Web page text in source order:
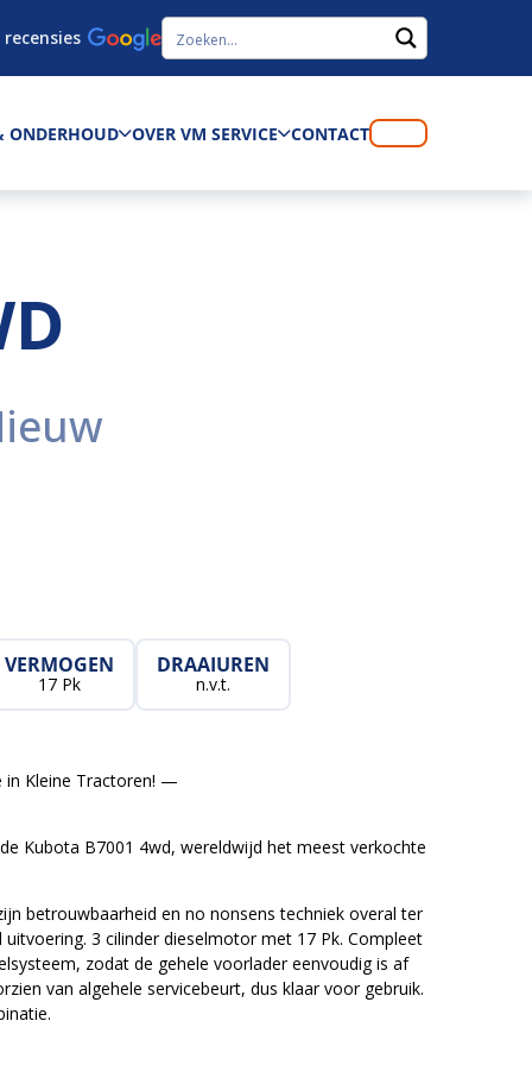
recensies
ONDERHOUD OVER VM SERVICE CONTACT
VERMOGEN
17 Pk
DRAAIUREN
n.v.t.
in Kleine Tractoren! —
Kubota B7001 4wd, wereldwijd het meest verkochte
betrouwbaarheid en no nonsens techniek overal ter
3 cilinder dieselmotor met 17 Pk. Compleet
zodat de gehele voorlader eenvoudig is af
van algehele servicebeurt, dus klaar voor gebruik.